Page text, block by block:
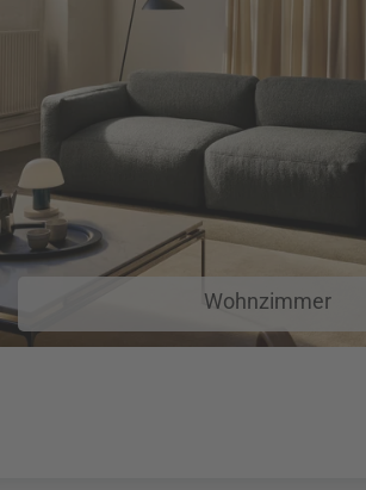
Wohnzimmer